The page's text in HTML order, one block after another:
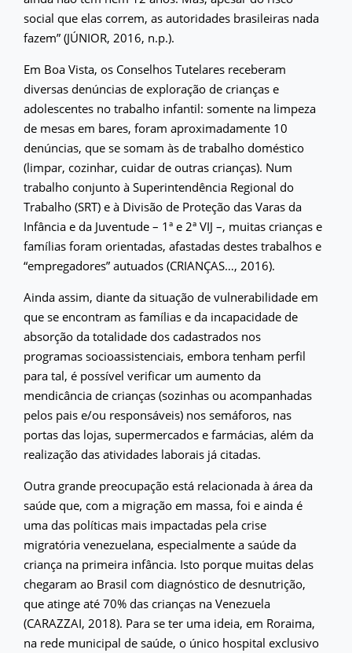
social que elas correm, as autoridades brasileiras nada
fazem” (JÚNIOR, 2016, n.p.).
Em Boa Vista, os Conselhos Tutelares receberam
diversas denúncias de exploração de crianças e
adolescentes no trabalho infantil: somente na limpeza
de mesas em bares, foram aproximadamente 10
denúncias, que se somam às de trabalho doméstico
(limpar, cozinhar, cuidar de outras crianças). Num
trabalho conjunto à Superintendência Regional do
Trabalho (SRT) e à Divisão de Proteção das Varas da
Infância e da Juventude – 1ª e 2ª VIJ –, muitas crianças e
famílias foram orientadas, afastadas destes trabalhos e
“empregadores” autuados (CRIANÇAS…, 2016).
Ainda assim, diante da situação de vulnerabilidade em
que se encontram as famílias e da incapacidade de
absorção da totalidade dos cadastrados nos
programas socioassistenciais, embora tenham perfil
para tal, é possível verificar um aumento da
mendicância de crianças (sozinhas ou acompanhadas
pelos pais e/ou responsáveis) nos semáforos, nas
portas das lojas, supermercados e farmácias, além da
realização das atividades laborais já citadas.
Outra grande preocupação está relacionada à área da
saúde que, com a migração em massa, foi e ainda é
uma das políticas mais impactadas pela crise
migratória venezuelana, especialmente a saúde da
criança na primeira infância. Isto porque muitas delas
chegaram ao Brasil com diagnóstico de desnutrição,
que atinge até 70% das crianças na Venezuela
(CARAZZAI, 2018). Para se ter uma ideia, em Roraima,
na rede municipal de saúde, o único hospital exclusivo